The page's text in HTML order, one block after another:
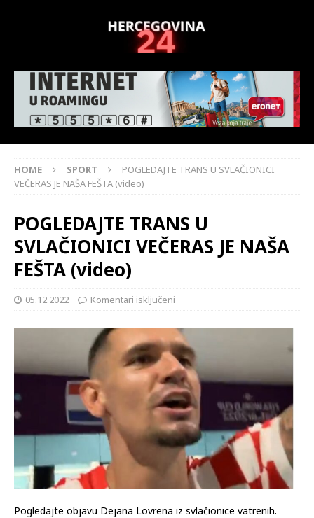
HOME SPORT
POGLEDAJTE TRANS U SVLAČIONICI
VEČERAS JE NAŠA FEŠTA (video)
POGLEDAJTE TRANS U
SVLAČIONICI VEČERAS JE NAŠA
FEŠTA (video)
05.12.2022 Komentari isključeni
Pogledajte objavu Dejana Lovrena iz svlačionice vatrenih.